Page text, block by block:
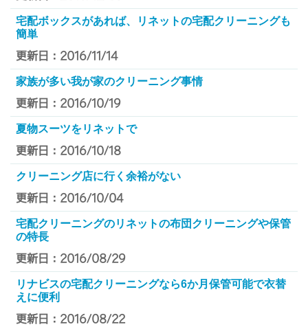
宅配ボックスがあれば、リネットの宅配クリーニングも
簡単
更新日：2016/11/14
家族が多い我が家のクリーニング事情
更新日：2016/10/19
夏物スーツをリネットで
更新日：2016/10/18
クリーニング店に行く余裕がない
更新日：2016/10/04
宅配クリーニングのリネットの布団クリーニングや保管
の特長
更新日：2016/08/29
リナビスの宅配クリーニングなら6か月保管可能で衣替
えに便利
更新日：2016/08/22